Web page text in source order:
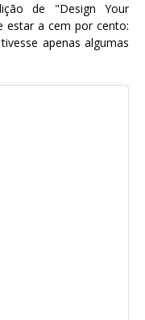
de "Design Your
estar a cem por cento:
apenas algumas